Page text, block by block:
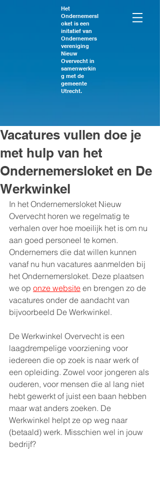
Het
Ondernemersl
oket is een
initatief van
Ondernemers
vereniging
Nieuw
Overvecht in
samenwerkin
g met de
gemeente
Utrecht.
Vacatures vullen doe je
met hulp van het
Ondernemersloket en De
Werkwinkel
In het Ondernemersloket Nieuw
Overvecht horen we regelmatig te
verhalen over hoe moeilijk het is om nu
aan goed personeel te komen.
Ondernemers die dat willen kunnen
vanaf nu hun vacatures aanmelden bij
het Ondernemersloket. Deze plaatsen
we op onze website en brengen zo de
vacatures onder de aandacht van
bijvoorbeeld De Werkwinkel.
De Werkwinkel Overvecht is een
laagdrempelige voorziening voor
iedereen die op zoek is naar werk of
een opleiding. Zowel voor jongeren als
ouderen, voor mensen die al lang niet
hebt gewerkt of juist een baan hebben
maar wat anders zoeken. De
Werkwinkel helpt ze op weg naar
(betaald) werk. Misschien wel in jouw
bedrijf?